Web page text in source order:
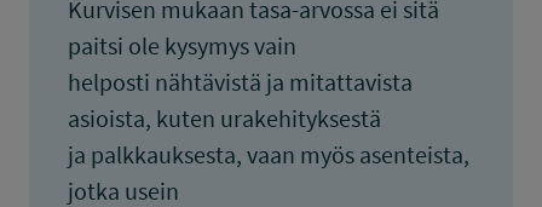
Kurvisen mukaan tasa-arvossa ei sitä
paitsi ole kysymys vain
helposti nähtävistä ja mitattavista
asioista, kuten urakehityksestä
ja palkkauksesta, vaan myös asenteista,
jotka usein